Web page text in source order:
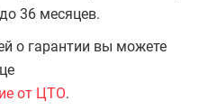
36 месяцев.
о гарантии вы можете
от ЦТО.